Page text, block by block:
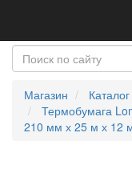
Магазин Каталог
Термобумага
210 мм х 25 м х 12